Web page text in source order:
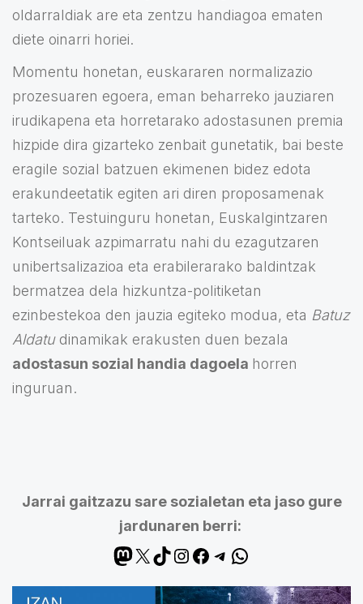
oldarraldiak are eta zentzu handiagoa ematen
diete oinarri horiei.
Momentu honetan, euskararen normalizazio
prozesuaren egoera, eman beharreko jauziaren
irudikapena eta horretarako adostasunen premia
hizpide dira gizarteko zenbait gunetatik, bai beste
eragile sozial batzuen ekimenen bidez edota
erakundeetatik egiten ari diren proposamenak
tarteko. Testuinguru honetan, Euskalgintzaren
Kontseiluak azpimarratu nahi du ezagutzaren
unibertsalizazioa eta erabilerarako baldintzak
bermatzea dela hizkuntza-politiketan
ezinbestekoa den jauzia egiteko modua, eta Batuz
Aldatudinamikak erakusten duen bezala
adostasun sozial handia dagoela horren
inguruan.
Jarrai gaitzazu sare sozialetan eta jaso gure
jardunaren berri: